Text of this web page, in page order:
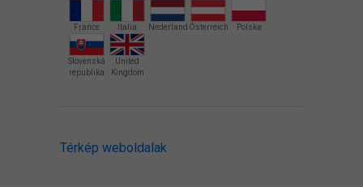
France Italia Nederland Österreich Polska
Slovenská
republika
United
Kingdom
Térkép weboldalak